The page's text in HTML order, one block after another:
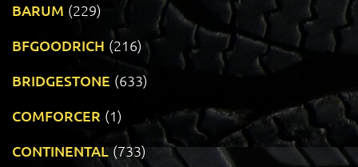
BARUM (229)
BFGOODRICH (216)
BRIDGESTONE (633)
COMFORCER (1)
CONTINENTAL (733)